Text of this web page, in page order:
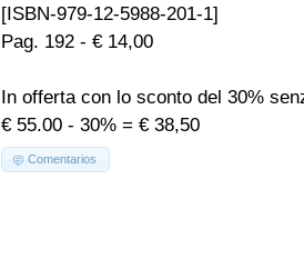
[ISBN-979-12-5988-201-1]
Pag. 192 - € 14,00
In offerta con lo sconto del 30%
€ 55.00 - 30% = € 38,50
Comentarios